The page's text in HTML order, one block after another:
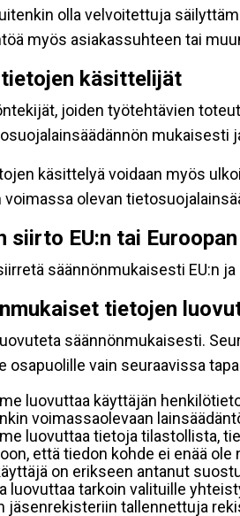
olla velvoitettuja
myös asiakassuhteen tai
käsittelijät
joiden työtehtävien
käsittelyä voidaan myös
voimassa olevan
siirto EU:n tai
säännönmukaisesti EU:n
tietojen
säännönmukaisesti.
osapuolille vain seuraavissa
luovuttaa käyttäjän
voimassaolevaan
luovuttaa tietoja tilastollista,
että tiedon kohde ei enää
on erikseen antanut
luovuttaa tarkoin valituille
jäsenrekisteriin tallennettuja